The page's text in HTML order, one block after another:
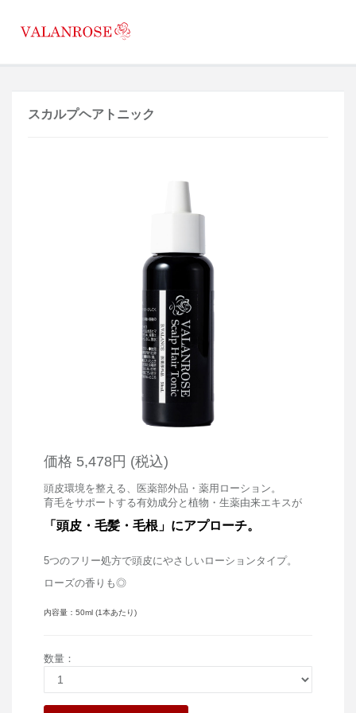
スカルプヘアトニック
価格 5,478円 (税込)
頭皮環境を整える、医薬部外品・薬用ローション。
育毛をサポートする有効成分と植物・生薬由来エキスが
「頭皮・毛髪・毛根」 にアプローチ。
5つのフリー処方で頭皮にやさしいローションタイプ。
ローズの香りも◎
内容量：50ml (1本あたり)
数量 ：